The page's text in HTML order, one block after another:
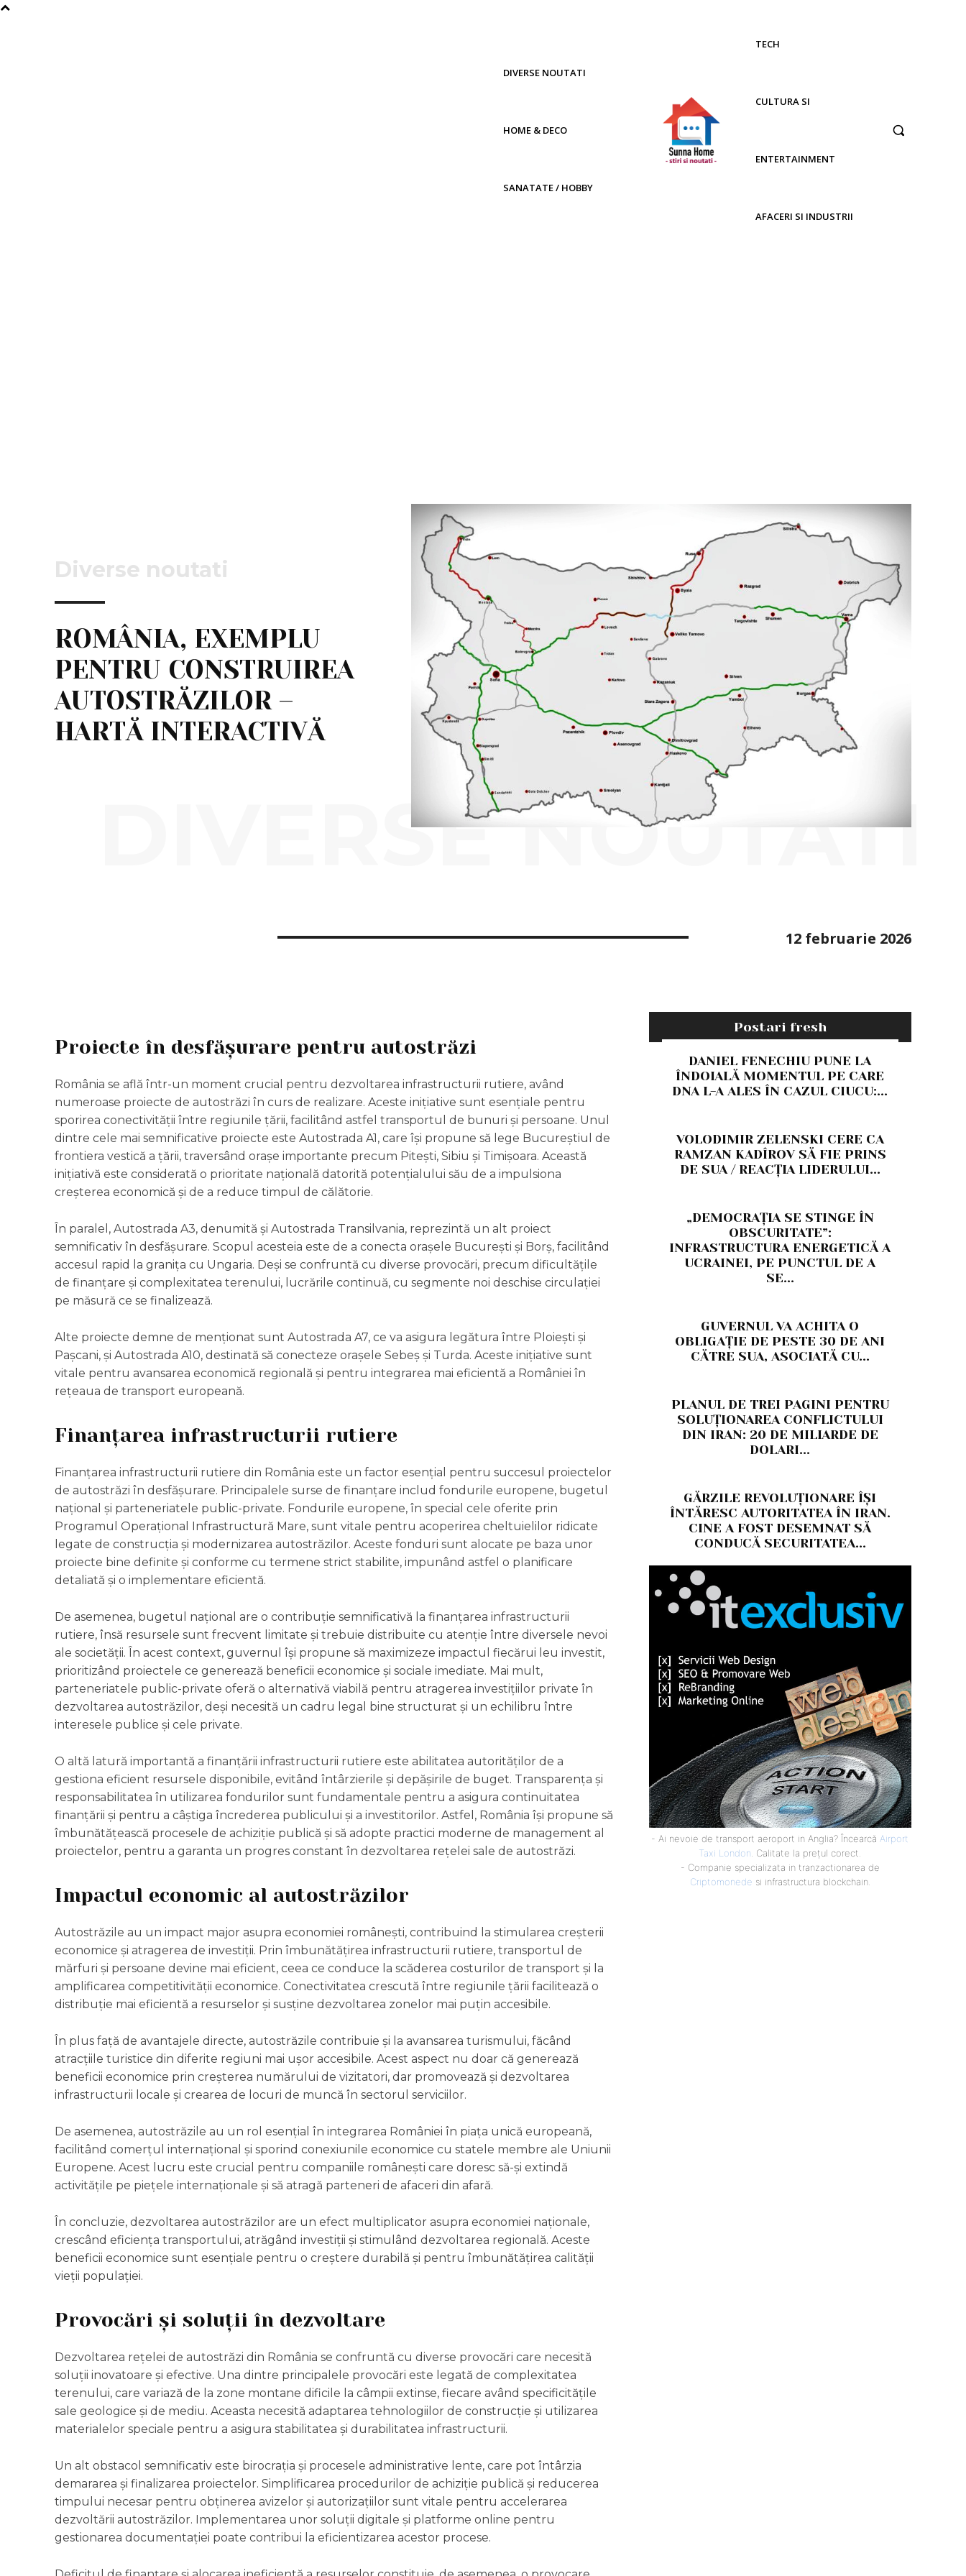
DIVERSE NOUTATI
HOME & DECO
SANATATE / HOBBY
TECH
CULTURA SI
ENTERTAINMENT
AFACERI SI INDUSTRII
Diverse noutati
ROMÂNIA, EXEMPLU
PENTRU CONSTRUIREA
AUTOSTRĂZILOR –
HARTĂ INTERACTIVĂ
DIVERSE NOUTATI
12 februarie 2026
Proiecte în desfășurare pentru autostrăzi
România se află într-un moment crucial pentru dezvoltarea infrastructurii rutiere, având
numeroase proiecte de autostrăzi în curs de realizare. Aceste inițiative sunt esențiale pentru
sporirea conectivității între regiunile țării, facilitând astfel transportul de bunuri și persoane. Unul
dintre cele mai semnificative proiecte este Autostrada A1, care își propune să lege Bucureștiul de
frontiera vestică a țării, traversând orașe importante precum Pitești, Sibiu și Timișoara. Această
inițiativă este considerată o prioritate națională datorită potențialului său de a impulsiona
creșterea economică și de a reduce timpul de călătorie.
În paralel, Autostrada A3, denumită și Autostrada Transilvania, reprezintă un alt proiect
semnificativ în desfășurare. Scopul acesteia este de a conecta orașele București și Borș, facilitând
accesul rapid la granița cu Ungaria. Deși se confruntă cu diverse provocări, precum dificultățile
de finanțare și complexitatea terenului, lucrările continuă, cu segmente noi deschise circulației
pe măsură ce se finalizează.
Alte proiecte demne de menționat sunt Autostrada A7, ce va asigura legătura între Ploiești și
Pașcani, și Autostrada A10, destinată să conecteze orașele Sebeș și Turda. Aceste inițiative sunt
vitale pentru avansarea economică regională și pentru integrarea mai eficientă a României în
rețeaua de transport europeană.
Finanțarea infrastructurii rutiere
Finanțarea infrastructurii rutiere din România este un factor esențial pentru succesul proiectelor
de autostrăzi în desfășurare. Principalele surse de finanțare includ fondurile europene, bugetul
național și parteneriatele public-private. Fondurile europene, în special cele oferite prin
Programul Operațional Infrastructură Mare, sunt vitale pentru acoperirea cheltuielilor ridicate
legate de construcția și modernizarea autostrăzilor. Aceste fonduri sunt alocate pe baza unor
proiecte bine definite și conforme cu termene strict stabilite, impunând astfel o planificare
detaliată și o implementare eficientă.
De asemenea, bugetul național are o contribuție semnificativă la finanțarea infrastructurii
rutiere, însă resursele sunt frecvent limitate și trebuie distribuite cu atenție între diversele nevoi
ale societății. În acest context, guvernul își propune să maximizeze impactul fiecărui leu investit,
prioritizând proiectele ce generează beneficii economice și sociale imediate. Mai mult,
parteneriatele public-private oferă o alternativă viabilă pentru atragerea investițiilor private în
dezvoltarea autostrăzilor, deși necesită un cadru legal bine structurat și un echilibru între
interesele publice și cele private.
O altă latură importantă a finanțării infrastructurii rutiere este abilitatea autorităților de a
gestiona eficient resursele disponibile, evitând întârzierile și depășirile de buget. Transparența și
responsabilitatea în utilizarea fondurilor sunt fundamentale pentru a asigura continuitatea
finanțării și pentru a câștiga încrederea publicului și a investitorilor. Astfel, România își propune să
îmbunătățească procesele de achiziție publică și să adopte practici moderne de management al
proiectelor, pentru a garanta un progres constant în dezvoltarea rețelei sale de autostrăzi.
Impactul economic al autostrăzilor
Autostrăzile au un impact major asupra economiei românești, contribuind la stimularea creșterii
economice și atragerea de investiții. Prin îmbunătățirea infrastructurii rutiere, transportul de
mărfuri și persoane devine mai eficient, ceea ce conduce la scăderea costurilor de transport și la
amplificarea competitivității economice. Conectivitatea crescută între regiunile țării facilitează o
distribuție mai eficientă a resurselor și susține dezvoltarea zonelor mai puțin accesibile.
În plus față de avantajele directe, autostrăzile contribuie și la avansarea turismului, făcând
atracțiile turistice din diferite regiuni mai ușor accesibile. Acest aspect nu doar că generează
beneficii economice prin creșterea numărului de vizitatori, dar promovează și dezvoltarea
infrastructurii locale și crearea de locuri de muncă în sectorul serviciilor.
De asemenea, autostrăzile au un rol esențial în integrarea României în piața unică europeană,
facilitând comerțul internațional și sporind conexiunile economice cu statele membre ale Uniunii
Europene. Acest lucru este crucial pentru companiile românești care doresc să-și extindă
activitățile pe piețele internaționale și să atragă parteneri de afaceri din afară.
În concluzie, dezvoltarea autostrăzilor are un efect multiplicator asupra economiei naționale,
crescând eficiența transportului, atrăgând investiții și stimulând dezvoltarea regională. Aceste
beneficii economice sunt esențiale pentru o creștere durabilă și pentru îmbunătățirea calității
vieții populației.
Provocări și soluții în dezvoltare
Dezvoltarea rețelei de autostrăzi din România se confruntă cu diverse provocări care necesită
soluții inovatoare și efective. Una dintre principalele provocări este legată de complexitatea
terenului, care variază de la zone montane dificile la câmpii extinse, fiecare având specificitățile
sale geologice și de mediu. Aceasta necesită adaptarea tehnologiilor de construcție și utilizarea
materialelor speciale pentru a asigura stabilitatea și durabilitatea infrastructurii.
Un alt obstacol semnificativ este birocrația și procesele administrative lente, care pot întârzia
demararea și finalizarea proiectelor. Simplificarea procedurilor de achiziție publică și reducerea
timpului necesar pentru obținerea avizelor și autorizațiilor sunt vitale pentru accelerarea
dezvoltării autostrăzilor. Implementarea unor soluții digitale și platforme online pentru
gestionarea documentației poate contribui la eficientizarea acestor procese.
Postari fresh
DANIEL FENECHIU PUNE LA
ÎNDOIALĂ MOMENTUL PE CARE
DNA L-A ALES ÎN CAZUL CIUCU:...
VOLODIMIR ZELENSKI CERE CA
RAMZAN KADÎROV SĂ FIE PRINS
DE SUA / REACȚIA LIDERULUI...
„DEMOCRAȚIA SE STINGE ÎN
OBSCURITATE”:
INFRASTRUCTURA ENERGETICĂ A
UCRAINEI, PE PUNCTUL DE A
SE...
GUVERNUL VA ACHITA O
OBLIGAȚIE DE PESTE 30 DE ANI
CĂTRE SUA, ASOCIATĂ CU...
PLANUL DE TREI PAGINI PENTRU
SOLUȚIONAREA CONFLICTULUI
DIN IRAN: 20 DE MILIARDE DE
DOLARI...
GĂRZILE REVOLUȚIONARE ÎȘI
ÎNTĂRESC AUTORITATEA ÎN IRAN.
CINE A FOST DESEMNAT SĂ
CONDUCĂ SECURITATEA...
- Ai nevoie de transport aeroport in Anglia? ÎncearcăAirport
Taxi London. Calitate la prețul corect.
- Companie specializata in tranzactionarea de
Criptomonede si infrastructura blockchain.